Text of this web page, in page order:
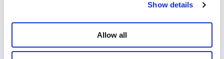
Show details
Allow all
Protest with Pride, vandaag
meer dan ooit